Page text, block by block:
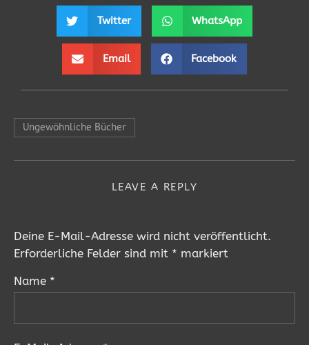
Twitter WhatsApp
Email Facebook
Ungewöhnliche Bücher
LEAVE A REPLY
Deine E-Mail-Adresse wird nicht veröffentlicht.
Erforderliche Felder sind mit * markiert
Name *